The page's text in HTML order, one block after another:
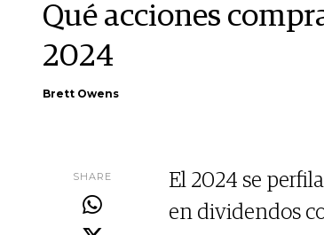
Qué acciones
2024
Brett Owens
SHARE
El 2024 se
en dividendos